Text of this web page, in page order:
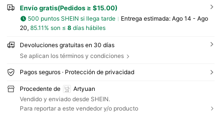
Envío gratis(Pedidos ≥ $15.00)
500 puntos SHEIN si llega tarde Entrega estimada: Ago 14 - Ago
20, 85.11% son ≤ 8días hábiles
Devoluciones gratuitas en 30 días
Se aplican los términos y condiciones
Pagos seguros · Protección de privacidad
Procedente de
Artyuan
Vendido y enviado desde SHEIN.
Para reportar a este vendedor y/o producto